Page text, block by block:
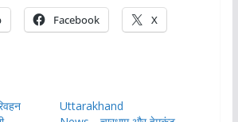
Facebook X
Uttarakhand